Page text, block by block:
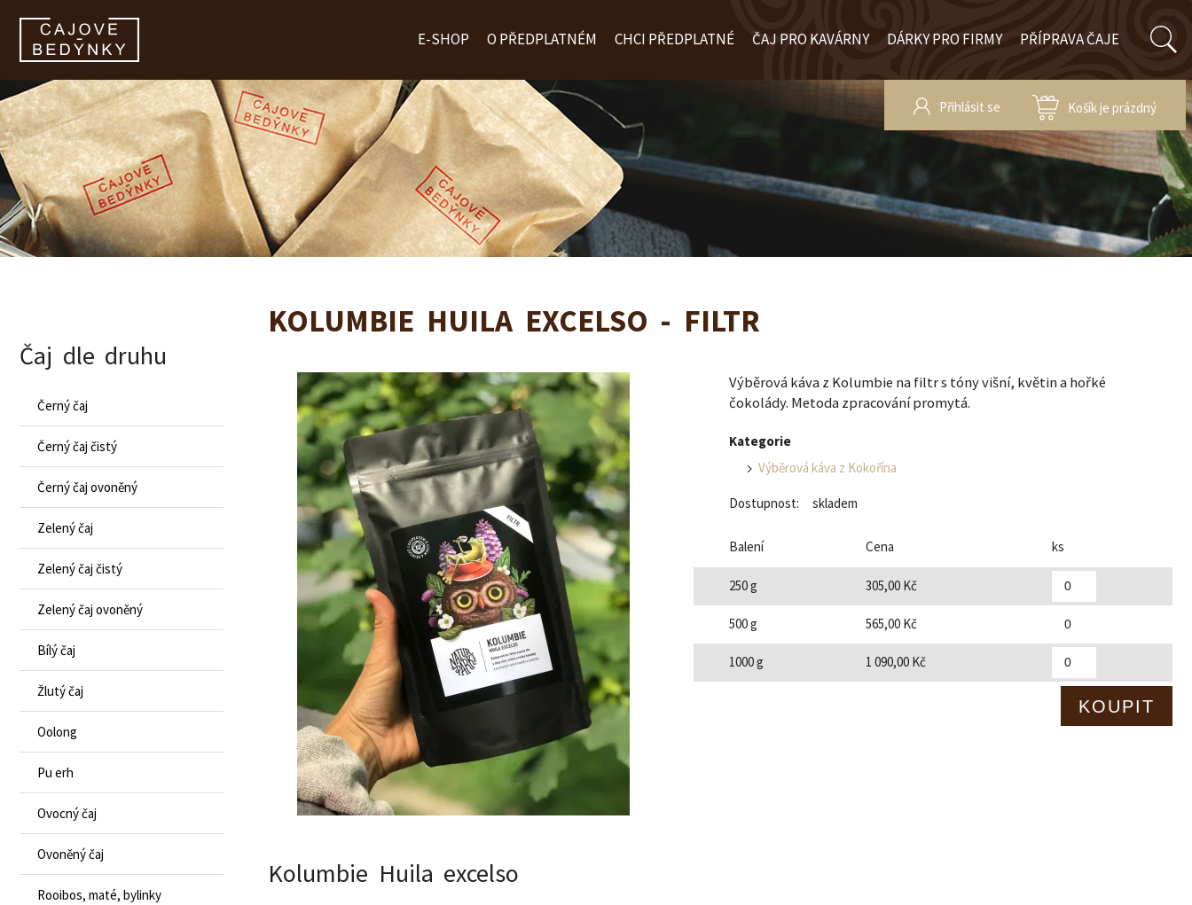
E-SHOP O PŘEDPLATNÉM CHCI PŘEDPLATNÉ ČAJ PRO KAVÁRNY DÁRKY PRO FIRMY PŘÍPRAVA ČAJE
Přihlásit se Košík je prázdný
zobrazit obsah košíku
KOLUMBIE HUILA EXCELSO - FILTR
Výběrová káva z Kolumbie na filtr s tóny višní, květin a hořké
čokolády. Metoda zpracování promytá.
Kategorie
Výběrová káva z Kokořína
Dostupnost: skladem
Balení Cena ks
250 g 305,00 Kč
500 g 565,00 Kč
1000 g 1 090,00 Kč
Kolumbie Huila excelso
Čaj dle druhu
Černý čaj
Černý čaj čistý
Černý čaj ovoněný
Zelený čaj
Zelený čaj čistý
Zelený čaj ovoněný
Bílý čaj
Žlutý čaj
Oolong
Pu erh
Ovocný čaj
Ovoněný čaj
Rooibos, maté, bylinky